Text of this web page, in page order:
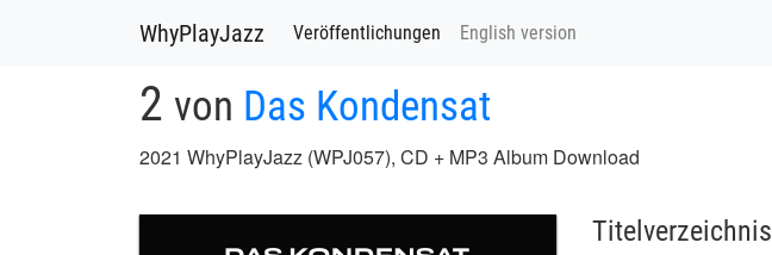
WhyPlayJazz Veröffentlichungen English version
2 von Das Kondensat
2021 WhyPlayJazz (WPJ057), CD + MP3 Album Download
Titelverzeichnis